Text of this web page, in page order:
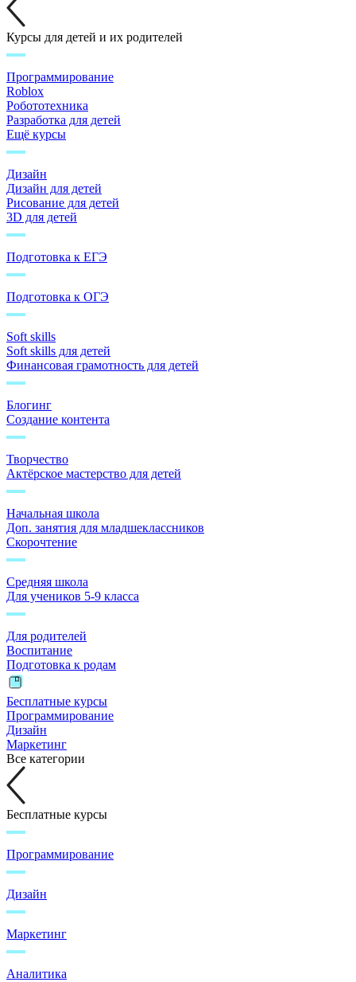
Курсы для детей и их родителей
Программирование
Roblox
Робототехника
Разработка для детей
Ещё курсы
Дизайн
Дизайн для детей
Рисование для детей
3D для детей
Подготовка к ЕГЭ
Подготовка к ОГЭ
Soft skills
Soft skills для детей
Финансовая грамотность для детей
Блогинг
Создание контента
Творчество
Актёрское мастерство для детей
Начальная школа
Доп. занятия для младшеклассников
Скорочтение
Средняя школа
Для учеников 5-9 класса
Для родителей
Воспитание
Подготовка к родам
Бесплатные курсы
Программирование
Дизайн
Маркетинг
Все категории
Бесплатные курсы
Программирование
Дизайн
Маркетинг
Аналитика